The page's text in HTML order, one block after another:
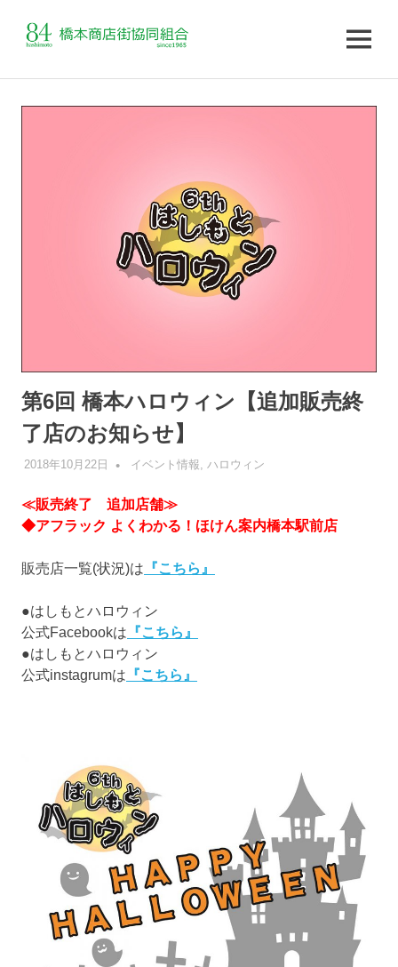
MENU
第6回 橋本ハロウィン【追加販売終
了店のお知らせ】
2018年10月22日 管理者
イベント情報 ハロウィン
≪販売終了 追加店舗≫
◆アフラック よくわかる！ほけん案内橋本駅前店
販売店一覧(状況)は 『こちら』
●はしもとハロウィン
公式Facebookは 『こちら』
●はしもとハロウィン
公式instagrumは 『こちら』